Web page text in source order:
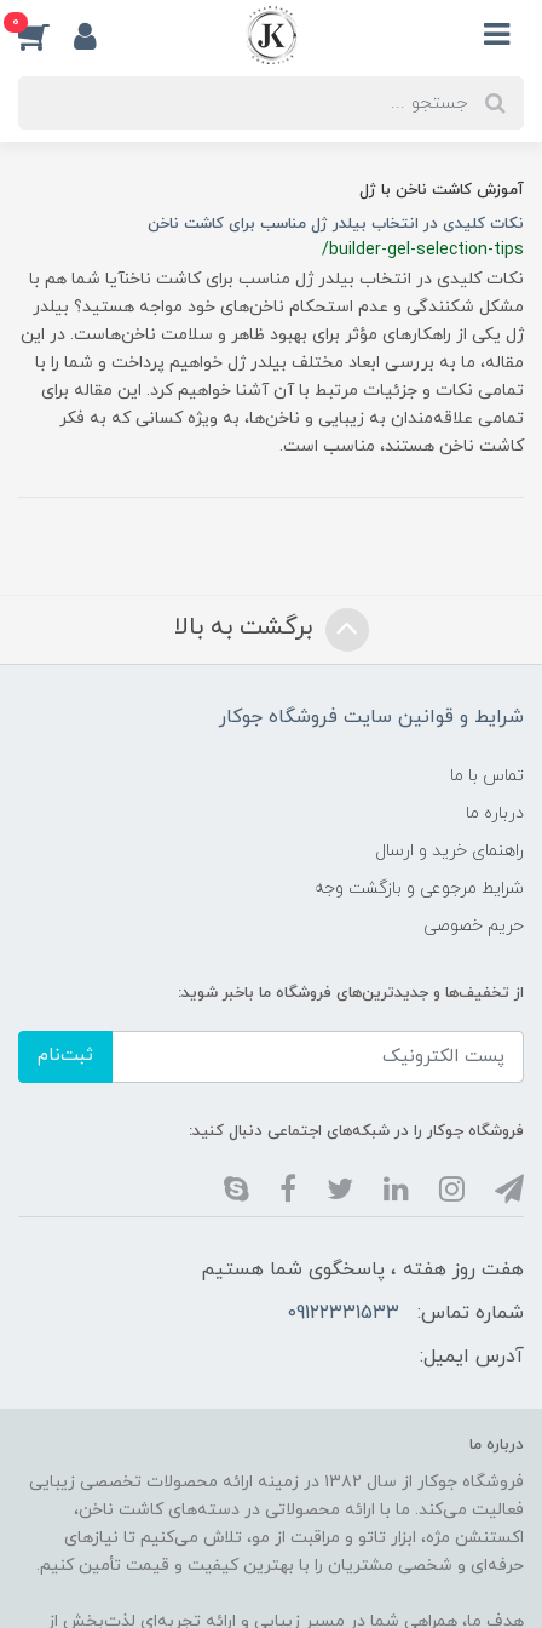
0
آموزش کاشت ناخن با ژل
نکات کلیدی در انتخاب بیلدر ژل مناسب برای کاشت ناخن
/builder-gel-selection-tips
نکات کلیدی در انتخاب بیلدر ژل مناسب برای کاشت ناخنآیا شما هم با
مشکل شکنندگی و عدم استحکام ناخن‌های خود مواجه هستید؟ بیلدر
ژل یکی از راهکارهای مؤثر برای بهبود ظاهر و سلامت ناخن‌هاست. در این
مقاله، ما به بررسی ابعاد مختلف بیلدر ژل خواهیم پرداخت و شما را با
تمامی نکات و جزئیات مرتبط با آن آشنا خواهیم کرد. این مقاله برای
تمامی علاقه‌مندان به زیبایی و ناخن‌ها، به ویژه کسانی که به فکر
کاشت ناخن هستند، مناسب است.
برگشت به بالا
شرایط و قوانین سایت فروشگاه جوکار
تماس با ما
درباره ما
راهنمای خرید و ارسال
شرایط مرجوعی و بازگشت وجه
حریم خصوصی
از تخفیف‌ها و جدیدترین‌های فروشگاه ما باخبر شوید:
ثبت‌نام
فروشگاه جوکار را در شبکه‌های اجتماعی دنبال کنید:
هفت روز هفته ، پاسخگوی شما هستیم
شماره تماس:
09122331533
آدرس ایمیل:
درباره ما
فروشگاه جوکار از سال ۱۳۸۲ در زمینه ارائه محصولات تخصصی زیبایی
فعالیت می‌کند. ما با ارائه محصولاتی در دسته‌های کاشت ناخن،
اکستنشن مژه، ابزار تاتو و مراقبت از مو، تلاش می‌کنیم تا نیازهای
حرفه‌ای و شخصی مشتریان را با بهترین کیفیت و قیمت تأمین کنیم.
هدف ما، همراهی شما در مسیر زیبایی و ارائه تجربه‌ای لذت‌بخش از